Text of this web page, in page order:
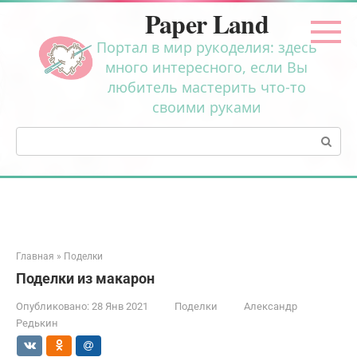
Перейти
контенту
Paper Land
Портал в мир рукоделия: здесь
много интересного, если Вы
любитель мастерить что-то
своими руками
Поиск:
Главная » Поделки
Поделки из макарон
Опубликовано: 28 Янв 2021 Поделки
Александр
Редькин